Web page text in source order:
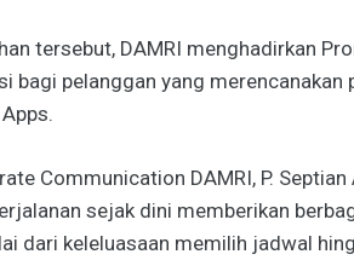
tersebut, DAMRI menghadirkan
bagi pelanggan yang merencanakan
Communication DAMRI, P.
sejak dini memberikan
dari keleluasaan memilih jadwal